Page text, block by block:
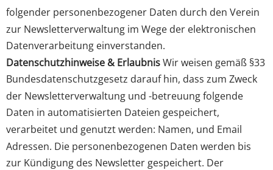
folgender personenbezogener Daten durch den Verein
zur Newsletterverwaltung im Wege der elektronischen
Datenverarbeitung einverstanden.
Datenschutzhinweise & ErlaubnisWir weisen gemäß §33
Bundesdatenschutzgesetz darauf hin, dass zum Zweck
der Newsletterverwaltung und -betreuung folgende
Daten in automatisierten Dateien gespeichert,
verarbeitet und genutzt werden: Namen, und Email
Adressen. Die personenbezogenen Daten werden bis
zur Kündigung des Newsletter gespeichert. Der